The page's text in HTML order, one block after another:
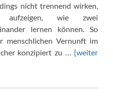
nicht trennend wirken,
wie zwei
lernen können. So
menschlichen Vernunft im
konzipiert zu … [weiter